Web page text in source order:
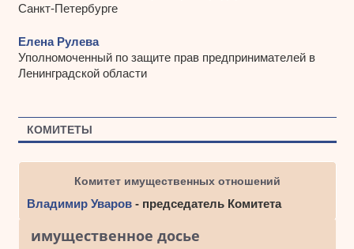
Санкт-Петербурге
Елена Рулева
Уполномоченный по защите прав предпринимателей в
Ленинградской области
КОМИТЕТЫ
Комитет имущественных отношений
Владимир Уваров- председатель Комитета
имущественное досье